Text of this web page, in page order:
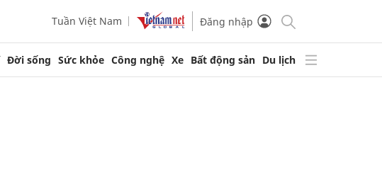
Tuần Việt Nam Đăng nhập
Đời sống Sức khỏe Công nghệ Xe Bất động sản Du lịch